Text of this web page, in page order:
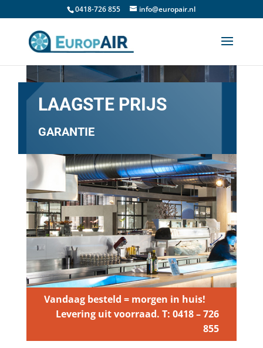
0418-726 855 info@europair.nl
LAAGSTE PRIJS
GARANTIE
Vandaag besteld = morgen in huis!
Levering uit voorraad. T: 0418 – 726
855